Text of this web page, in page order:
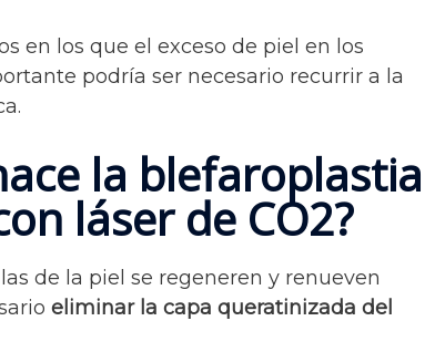
en los que el exceso de piel en los
podría ser necesario recurrir a la
la blefaroplastia
láser de CO2?
de la piel se regeneren y renueven
eliminar la capa queratinizada del